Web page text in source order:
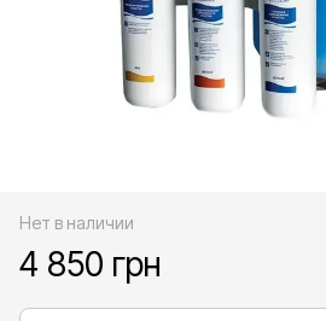
Нет в наличии
4 850 грн